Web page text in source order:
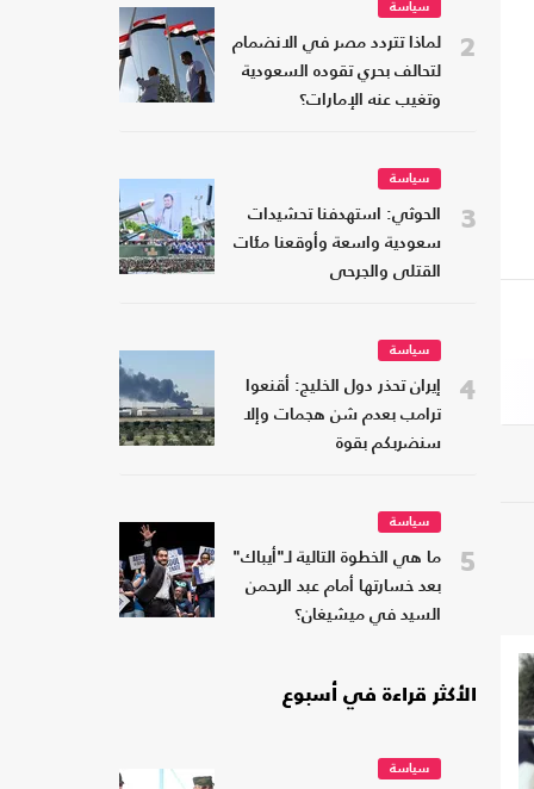
2
سياسة
لماذا تتردد مصر في الانضمام
لتحالف بحري تقوده السعودية
وتغيب عنه الإمارات؟
3
سياسة
الحوثي: استهدفنا تحشيدات
سعودية واسعة وأوقعنا مئات
القتلى والجرحى
4
سياسة
إيران تحذر دول الخليج: أقنعوا
ترامب بعدم شن هجمات وإلا
سنضربكم بقوة
5
سياسة
ما هي الخطوة التالية لـ"أيباك"
بعد خسارتها أمام عبد الرحمن
السيد في ميشيغان؟
الأكثر قراءة في أسبوع
سياسة